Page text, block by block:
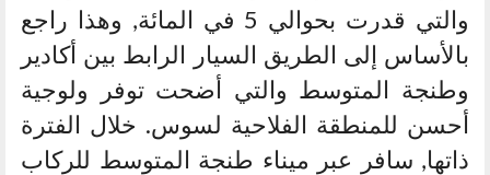
والتي قدرت بحوالي 5 في المائة, وهذا راجع
بالأساس إلى الطريق السيار الرابط بين أكادير
وطنجة المتوسط والتي أضحت توفر ولوجية
أحسن للمنطقة الفلاحية لسوس. خلال الفترة
ذاتها, سافر عبر ميناء طنجة المتوسط للركاب